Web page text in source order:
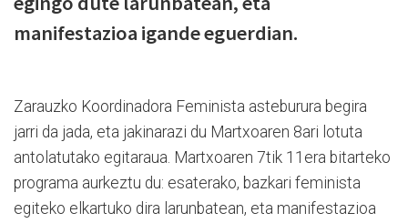
manifestazioa igande eguerdian.
Zarauzko Koordinadora Feminista asteburura begira
jarri da jada, eta jakinarazi du Martxoaren 8ari lotuta
antolatutako egitaraua. Martxoaren 7tik 11era bitarteko
programa aurkeztu du: esaterako, bazkari feminista
egiteko elkartuko dira larunbatean, eta manifestazioa